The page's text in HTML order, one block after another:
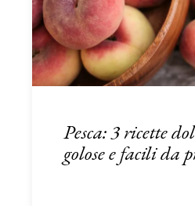
Pesca: 3 ricette
golose e facili da